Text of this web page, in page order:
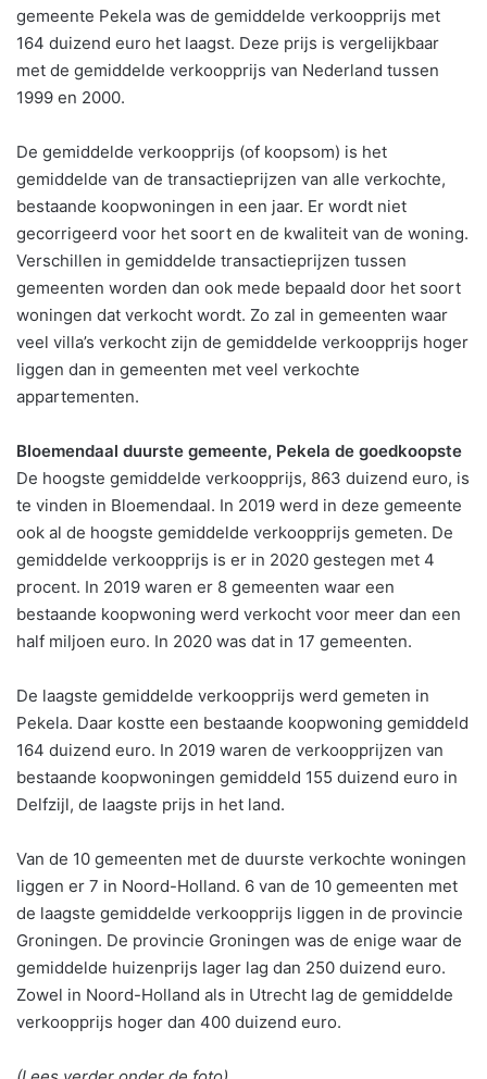
gemeente Pekela was de gemiddelde verkoopprijs met
164 duizend euro het laagst. Deze prijs is vergelijkbaar
met de gemiddelde verkoopprijs van Nederland tussen
1999 en 2000.
De gemiddelde verkoopprijs (of koopsom) is het
gemiddelde van de transactieprijzen van alle verkochte,
bestaande koopwoningen in een jaar. Er wordt niet
gecorrigeerd voor het soort en de kwaliteit van de woning.
Verschillen in gemiddelde transactieprijzen tussen
gemeenten worden dan ook mede bepaald door het soort
woningen dat verkocht wordt. Zo zal in gemeenten waar
veel villa’s verkocht zijn de gemiddelde verkoopprijs hoger
liggen dan in gemeenten met veel verkochte
appartementen.
Bloemendaal duurste gemeente, Pekela de goedkoopste
De hoogste gemiddelde verkoopprijs, 863 duizend euro, is
te vinden in Bloemendaal. In 2019 werd in deze gemeente
ook al de hoogste gemiddelde verkoopprijs gemeten. De
gemiddelde verkoopprijs is er in 2020 gestegen met 4
procent. In 2019 waren er 8 gemeenten waar een
bestaande koopwoning werd verkocht voor meer dan een
half miljoen euro. In 2020 was dat in 17 gemeenten.
De laagste gemiddelde verkoopprijs werd gemeten in
Pekela. Daar kostte een bestaande koopwoning gemiddeld
164 duizend euro. In 2019 waren de verkoopprijzen van
bestaande koopwoningen gemiddeld 155 duizend euro in
Delfzijl, de laagste prijs in het land.
Van de 10 gemeenten met de duurste verkochte woningen
liggen er 7 in Noord-Holland. 6 van de 10 gemeenten met
de laagste gemiddelde verkoopprijs liggen in de provincie
Groningen. De provincie Groningen was de enige waar de
gemiddelde huizenprijs lager lag dan 250 duizend euro.
Zowel in Noord-Holland als in Utrecht lag de gemiddelde
verkoopprijs hoger dan 400 duizend euro.